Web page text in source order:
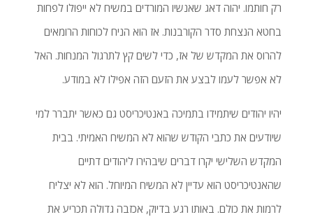
רק חותמו. יהוה דאג שאנשיו המורדים במשיח לא ייפולו לפחות
בחטא הנצחת סדר הקורבנות. אז הוא הניח לכוחות הרומאים
להרוס את המקדש של אז, כדי לשים קץ לתרגול המנחות. האל
לא אפשר לעמו לבצע את הזעם הזה אפילו לא במודע.
יהיו יהודים שיתמידו בתמיכה באנטיכריסט גם כאשר יתברר למי
שיודעים את כתבי הקודש שהוא לא המשיח האמיתי. בבית
המקדש השלישי יקרו דברים שיבהירו ליהודים דתיים
שהאנטיכריסט הוא עדיין לא המשיח המיוחל. הוא לא יצליח
לרמות את כולם. באותו רגע בדיוק, אכזבה גדולה תכריע את